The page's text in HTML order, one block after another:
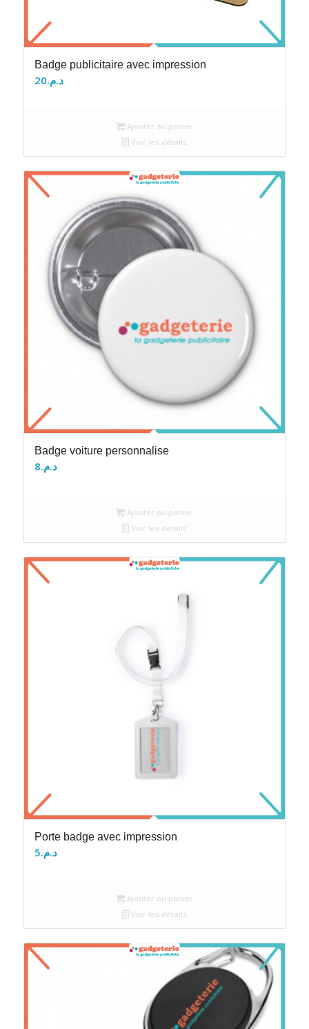
Badge publicitaire avec impression
د.م.20
Ajouter au panier
Voir les détails
Badge voiture personnalise
د.م.8
Ajouter au panier
Voir les détails
Porte badge avec impression
د.م.5
Ajouter au panier
Voir les détails